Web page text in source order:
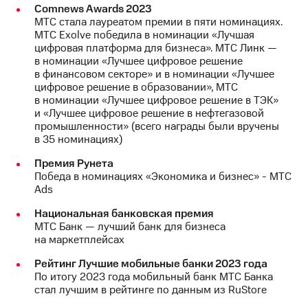
Comnews Awards 2023
МТС стала лауреатом премии в пяти номинациях.
МТС Exolve победила в номинации «Лучшая
цифровая платформа для бизнеса». МТС Линк —
в номинации «Лучшее цифровое решение
в финансовом секторе» и в номинации «Лучшее
цифровое решение в образовании», МТС
в номинации «Лучшее цифровое решение в ТЭК»
и «Лучшее цифровое решение в нефтегазовой
промышленности» (всего награды были вручены
в 35 номинациях)
Премия Рунета
Победа в номинациях «Экономика и бизнес» - МТС
Ads
Национальная банковская премия
МТС Банк — лучший банк для бизнеса
на маркетплейсах
Рейтинг Лучшие мобильные банки 2023 года
По итогу 2023 года мобильный банк МТС Банка
стал лучшим в рейтинге по данным из RuStore